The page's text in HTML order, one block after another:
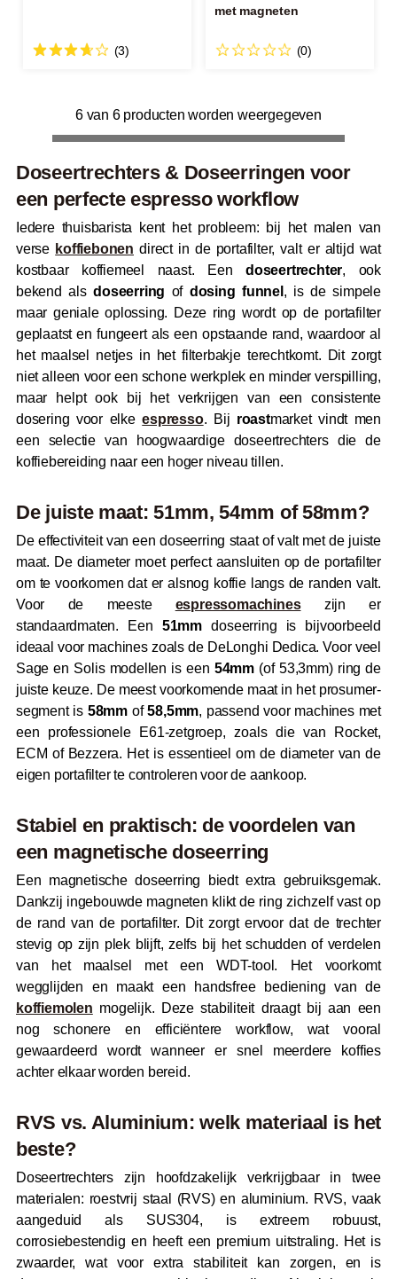
(3)
met magneten
(0)
6 van 6 producten worden weergegeven
Doseertrechters & Doseerringen voor
een perfecte espresso workflow
Iedere thuisbarista kent het probleem: bij het malen van
verse koffiebonen direct in de portafilter, valt er altijd wat
kostbaar koffiemeel naast. Een doseertrechter, ook
bekend alsdoseerring of dosing funnel , is de simpele
maar geniale oplossing. Deze ring wordt op de portafilter
geplaatst en fungeert als een opstaande rand, waardoor al
het maalsel netjes in het filterbakje terechtkomt. Dit zorgt
niet alleen voor een schone werkplek en minder verspilling,
maar helpt ook bij het verkrijgen van een consistente
dosering voor elkeespresso. Bij roastmarket vindt men
een selectie van hoogwaardige doseertrechters die de
koffiebereiding naar een hoger niveau tillen.
De juiste maat: 51mm, 54mm of 58mm?
De effectiviteit van een doseerring staat of valt met de juiste
maat. De diameter moet perfect aansluiten op de portafilter
om te voorkomen dat er alsnog koffie langs de randen valt.
Voor de meeste espressomachineszijn er
standaardmaten. Een 51mm doseerring is bijvoorbeeld
ideaal voor machines zoals de DeLonghi Dedica. Voor veel
Sage en Solis modellen is een 54mm (of 53,3mm) ring de
juiste keuze. De meest voorkomende maat in het prosumer-
segment is 58mm of58,5mm, passend voor machines met
een professionele E61-zetgroep, zoals die van Rocket,
ECM of Bezzera. Het is essentieel om de diameter van de
eigen portafilter te controleren voor de aankoop.
Stabiel en praktisch: de voordelen van
een magnetische doseerring
Een magnetische doseerring biedt extra gebruiksgemak.
Dankzij ingebouwde magneten klikt de ring zichzelf vast op
de rand van de portafilter. Dit zorgt ervoor dat de trechter
stevig op zijn plek blijft, zelfs bij het schudden of verdelen
van het maalsel met een WDT-tool. Het voorkomt
wegglijden en maakt een handsfree bediening van de
koffiemolen mogelijk. Deze stabiliteit draagt bij aan een
nog schonere en efficiëntere workflow, wat vooral
gewaardeerd wordt wanneer er snel meerdere koffies
achter elkaar worden bereid.
RVS vs. Aluminium: welk materiaal is het
beste?
Doseertrechters zijn hoofdzakelijk verkrijgbaar in twee
materialen: roestvrij staal (RVS) en aluminium. RVS, vaak
aangeduid als SUS304, is extreem robuust,
corrosiebestendig en heeft een premium uitstraling. Het is
zwaarder, wat voor extra stabiliteit kan zorgen, en is